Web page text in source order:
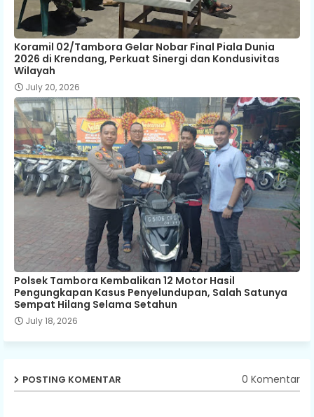
Koramil 02/Tambora Gelar Nobar Final Piala Dunia
2026 di Krendang, Perkuat Sinergi dan Kondusivitas
Wilayah
July 20, 2026
Polsek Tambora Kembalikan 12 Motor Hasil
Pengungkapan Kasus Penyelundupan, Salah Satunya
Sempat Hilang Selama Setahun
July 18, 2026
POSTING KOMENTAR 0 Komentar